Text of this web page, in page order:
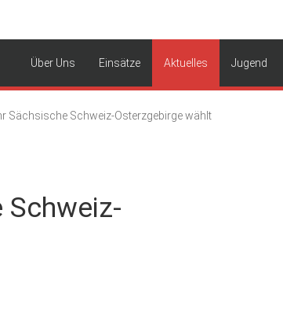
Freiwillige Feuerwehr Oelsa
Über Uns Einsätze Aktuelles Jugend
Sächsische Schweiz-Osterzgebirge wählt
Schweiz-